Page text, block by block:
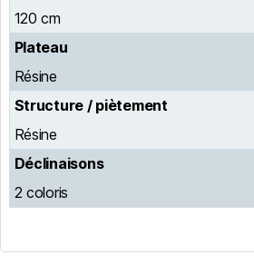
120 cm
Plateau
Résine
Structure / piètement
Résine
Déclinaisons
2 coloris